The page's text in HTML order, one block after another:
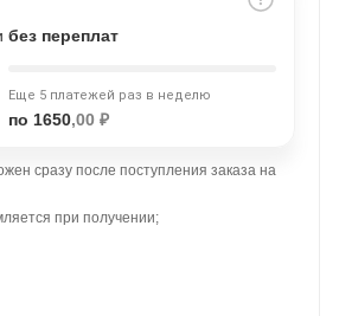
без переплат
Еще 5 платежей раз в неделю
по 1650,00 ₽
сразу после поступления заказа на
при получении;